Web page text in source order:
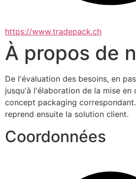
https://www.tradepack.ch
À propos de
De l'évaluation des besoins, en
jusqu'à l'élaboration de la mise
concept packaging
reprend ensuite la solution client.
Coordonnées